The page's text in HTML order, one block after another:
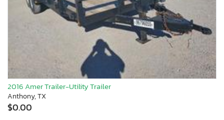
2016 Amer Trailer-Utility Trailer
Anthony, TX
$0.00